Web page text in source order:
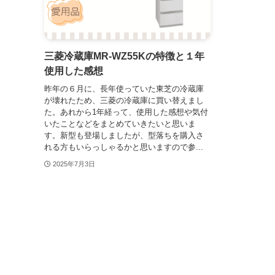
三菱冷蔵庫MR-WZ55Kの特徴と１年
使用した感想
昨年の６月に、長年使っていた東芝の冷蔵庫
が壊れたため、三菱の冷蔵庫に買い替えまし
た。あれから1年経って、使用した感想や気付
いたことなどをまとめていきたいと思いま
す。新型も登場しましたが、型落ちを購入さ
れる方もいらっしゃるかと思いますので参...
2025年7月3日